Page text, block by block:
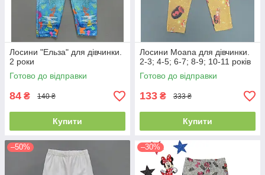
Лосини "Ельза" для дівчинки.
2 роки
Готово до відправки
84 ₴ 140 ₴
Купити
Лосини Moana для дівчинки.
2-3; 4-5; 6-7; 8-9; 10-11 років
Готово до відправки
133 ₴ 333 ₴
Купити
–50% –30%